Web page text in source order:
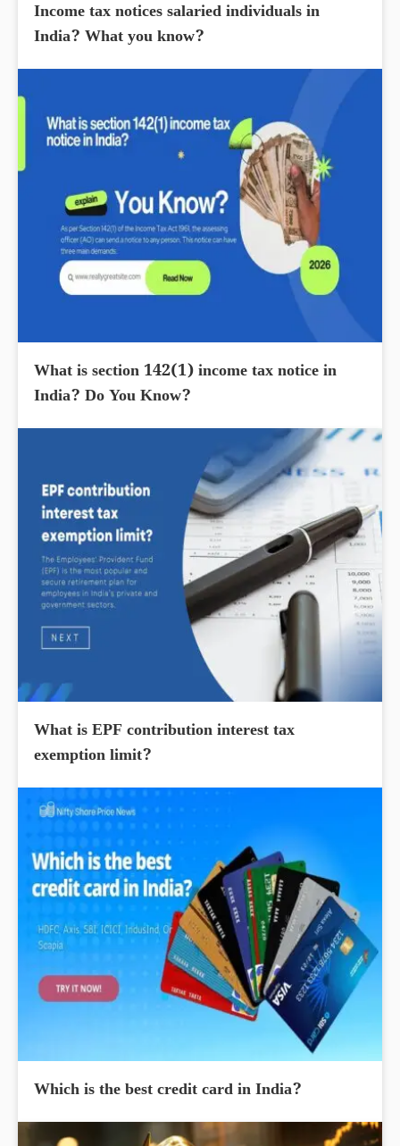
Income tax notices salaried individuals in
India? What you know?
What is section 142(1) income tax notice in
India? Do You Know?
What is EPF contribution interest tax
exemption limit?
Which is the best credit card in India?